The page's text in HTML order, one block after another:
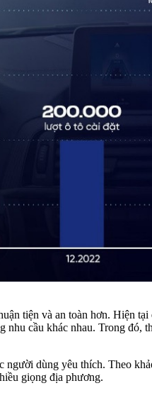
tiện và an toàn hơn. Hiện
cầu khác nhau. Trong đó,
dùng yêu thích. Theo
giọng địa phương.